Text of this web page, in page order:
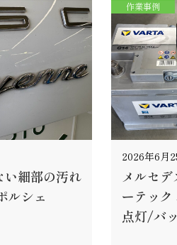
い細部の汚れ
ルシェ
作業事例
2026年6月
メルセ
ーテッ
点灯/バ